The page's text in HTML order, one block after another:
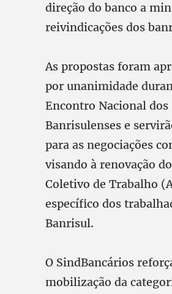
direção do banco a
reivindicações dos
As propostas foram
por unanimidade
Encontro Nacional dos
Banrisulenses e
para as negociações
visando à renovação
Coletivo de Trabalho
específico dos
Banrisul.
O SindBancários
mobilização da